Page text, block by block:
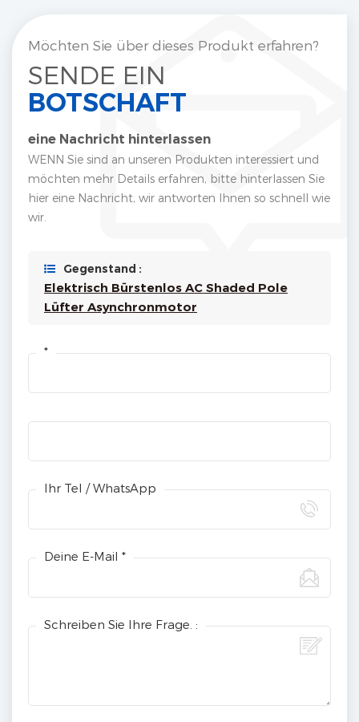
Möchten Sie über dieses Produkt erfahren?
SENDE EIN
BOTSCHAFT
eine Nachricht hinterlassen
WENN Sie sind an unseren Produkten interessiert und
möchten mehr Details erfahren, bitte hinterlassen Sie
hier eine Nachricht, wir antworten Ihnen so schnell wie
wir.
Gegenstand :
Elektrisch Bürstenlos AC Shaded Pole
Lüfter Asynchronmotor
*
Ihr Tel / WhatsApp
Deine E-Mail *
Schreiben Sie Ihre Frage. :